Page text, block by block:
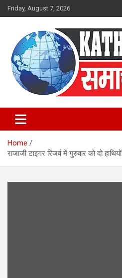
Skip
to
Friday, August 7, 2026
Kathait
Uttarakhand
Uttarakhand
Home
राजाजी टाइगर रिजर्व में गुरुवार को दो